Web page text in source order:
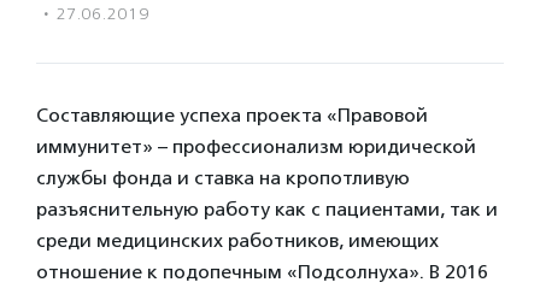
· 27.06.2019
Составляющие успеха проекта «Правовой
иммунитет» – профессионализм юридической
службы фонда и ставка на кропотливую
разъяснительную работу как с пациентами, так и
среди медицинских работников, имеющих
отношение к подопечным «Подсолнуха». В 2016